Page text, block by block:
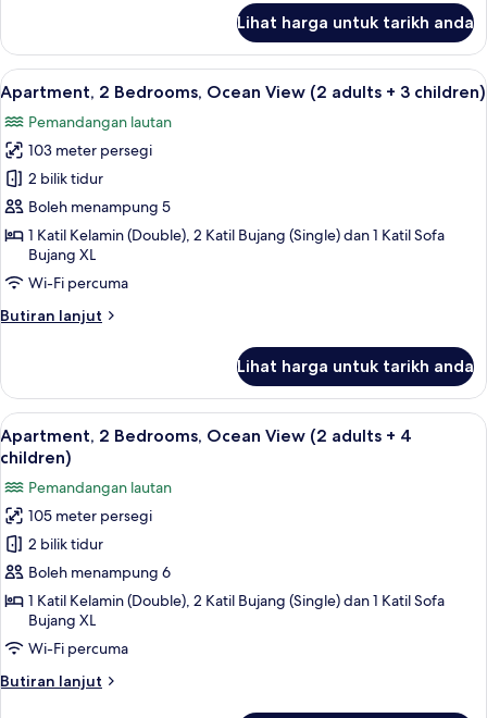
2
children)
2
Bedrooms,
Ocean
View
(2
aduts
+
2
children)
Lihat harga untuk tarikh anda
Lihat
semua
foto
untuk
Apartment,
2
Bedrooms,
Ocean
View
(2
adults
3
children)
2 bilik tidur, peti besi dalam bilik,
10
Apartment, 2 Bedrooms, Ocean View (2 adults + 3 children)
Pemandangan lautan
103 meter persegi
2 bilik tidur
Boleh menampung 5
1 Katil Kelamin (Double), 2 Katil Bujang (Single) dan 1 Katil Sofa
Bujang XL
Wi-Fi percuma
Butiran lanjut
Butiran
2
Bedrooms,
Ocean
View
adults
+
3
children)
Lihat harga untuk tarikh anda
Lihat
semua
untuk
Apartment,
2
Bedrooms,
Ocean
View
(2
adults
2 bilik tidur, peti besi dalam bilik,
10
Apartment, 2 Bedrooms, Ocean View (2 adults + 4
children)
Pemandangan lautan
105 meter persegi
2 bilik tidur
Boleh menampung 6
1 Katil Kelamin (Double), 2 Katil Bujang (Single) dan 1 Katil Sofa
Bujang XL
Wi-Fi percuma
Butiran lanjut
Butiran